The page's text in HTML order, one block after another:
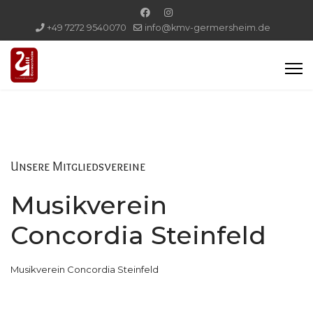
+49 7272 9540070 info@kmv-germersheim.de
Unsere Mitgliedsvereine
Musikverein
Concordia Steinfeld
Musikverein Concordia Steinfeld